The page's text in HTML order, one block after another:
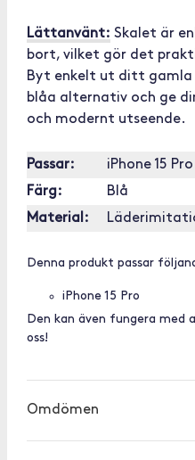
Lättanvänt: Skalet är
bort, vilket gör det
Byt enkelt ut ditt
blåa alternativ och ge
och modernt utseende.
Passar:
iPhone 15 Pro
Färg:
Blå
Material:
Denna produkt passar
iPhone 15 Pro
Den kan även fungera med
oss!
Omdömen